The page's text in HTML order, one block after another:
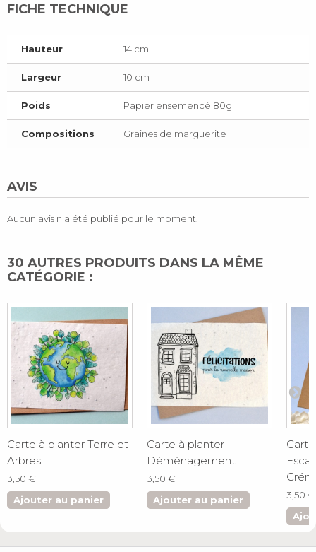
FICHE TECHNIQUE
Hauteur 14 cm
Largeur 10 cm
Poids Papier ensemencé 80g
Compositions Graines de marguerite
AVIS
Aucun avis n'a été publié pour le moment.
30 AUTRES PRODUITS DANS LA MÊME
CATÉGORIE :
Carte à planter Terre et
Arbres
3,50 €
Ajouter au panier
Carte à planter
Déménagement
3,50 €
Ajouter au panier
3,50 €